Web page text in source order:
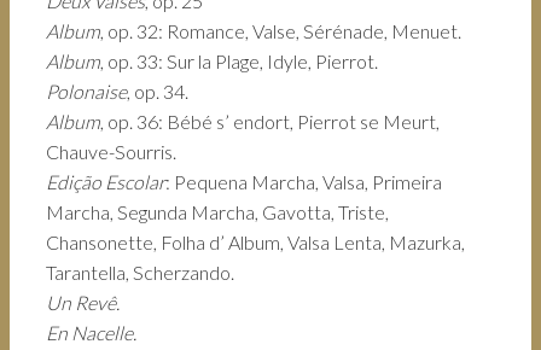
Album, op. 32: Romance, Valse, Sérénade, Menuet.
Album, op. 33: Sur la Plage, Idyle, Pierrot.
Polonaise, op. 34.
Album, op. 36: Bébé s’ endort, Pierrot se Meurt,
Chauve-Sourris.
Edição Escolar: Pequena Marcha, Valsa, Primeira
Marcha, Segunda Marcha, Gavotta, Triste,
Chansonette, Folha d’ Album, Valsa Lenta, Mazurka,
Tarantella, Scherzando.
Un Revê.
En Nacelle.